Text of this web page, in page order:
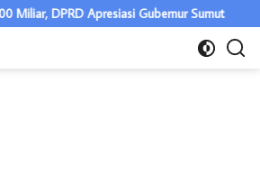
DPRD Apresiasi Gubernur Sumut